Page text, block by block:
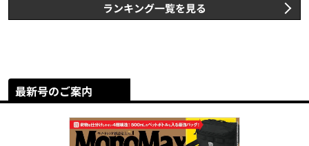
ランキング一覧を見る
最新号のご案内